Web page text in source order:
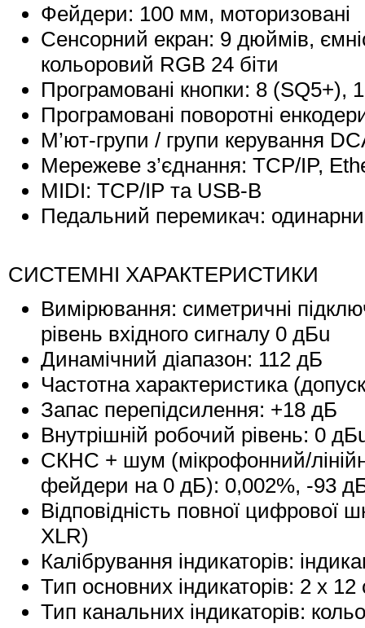
Фейдери: 100 мм, моторизовані
Сенсорний екран: 9 дюймів,
кольоровий RGB 24 біти
Програмовані кнопки: 8 (SQ5+),
Програмовані поворотні
М’ют-групи / групи керування
Мережеве з’єднання: TCP/IP,
MIDI: TCP/IP та USB-B
Педальний перемикач:
СИСТЕМНІ ХАРАКТЕРИСТИКИ
Вимірювання: симетричні
рівень вхідного сигналу 0 дБu
Динамічний діапазон: 112 дБ
Частотна характеристика
Запас перепідсилення: +18 дБ
Внутрішній робочий рівень: 0
СКНС + шум (мікрофонний/
фейдери на 0 дБ): 0,002%, -93
Відповідність повної
XLR)
Калібрування індикаторів:
Тип основних індикаторів: 2 x 12
Тип канальних індикаторів: